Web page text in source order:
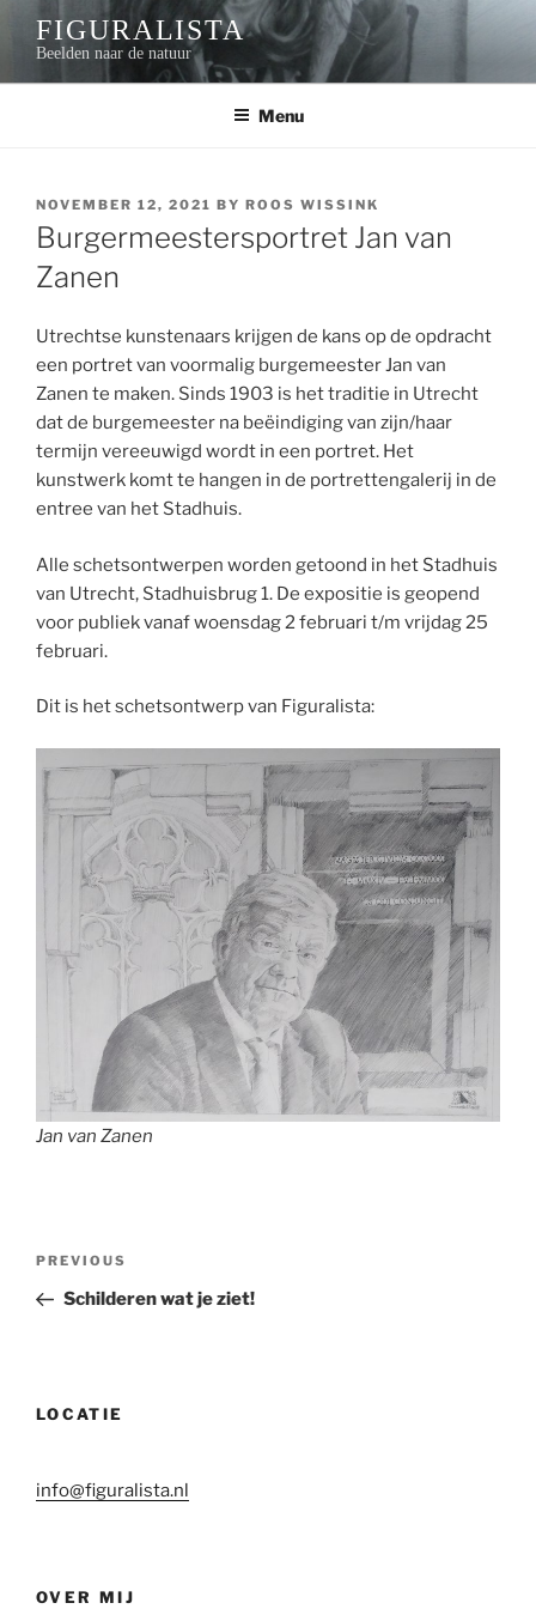
FIGURALISTA
Beelden naar de natuur
Menu
POSTED
ON
NOVEMBER 12, 2021 BY ROOS WISSINK
Burgermeestersportret Jan van
Zanen
Utrechtse kunstenaars krijgen de kans op de opdracht
een portret van voormalig burgemeester Jan van
Zanen te maken. Sinds 1903 is het traditie in Utrecht
dat de burgemeester na beëindiging van zijn/haar
termijn vereeuwigd wordt in een portret. Het
kunstwerk komt te hangen in de portrettengalerij in de
entree van het Stadhuis.
Alle schetsontwerpen worden getoond in het Stadhuis
van Utrecht, Stadhuisbrug 1. De expositie is geopend
voor publiek vanaf woensdag 2 februari t/m vrijdag 25
februari.
Dit is het schetsontwerp van Figuralista:
Jan van Zanen
Previous
Post
PREVIOUS
Schilderen wat je ziet!
LOCATIE
info@figuralista.nl
OVER MIJ